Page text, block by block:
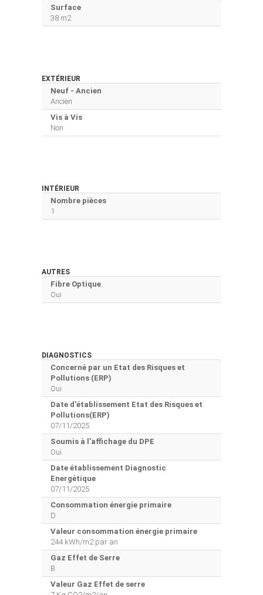
Surface
38 m2
EXTÉRIEUR
Neuf - Ancien
Ancien
Vis à Vis
Non
INTÉRIEUR
Nombre pièces
1
AUTRES
Fibre Optique
Oui
DIAGNOSTICS
Concerné par un Etat des Risques et
Pollutions (ERP)
Oui
Date d'établissement Etat des Risques et
Pollutions(ERP)
07/11/2025
Soumis à l'affichage du DPE
Oui
Date établissement Diagnostic
Energétique
07/11/2025
Consommation énergie primaire
D
Valeur consommation énergie primaire
244 kWh/m2 par an
Gaz Effet de Serre
B
Valeur Gaz Effet de serre